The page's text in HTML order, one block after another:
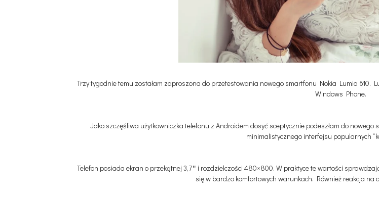
Trzy tygodnie temu zostałam zaproszona do przetestowania nowego smartfonu Nokia Lumia 610.
Windows Phone.
Jako szczęśliwa użytkowniczka telefonu z Androidem dosyć sceptycznie podeszłam do
minimalistycznego interfejsu popularnych
Telefon posiada ekran o przekątnej 3,7″ i rozdzielczości 480×800. W praktyce te wartości
się w bardzo komfortowych warunkach. Również reakcja na